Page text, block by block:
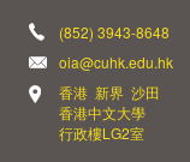
(852) 3943-8648
oia@cuhk.edu.hk
香港 新界 沙田
香港中文大學
行政樓LG2室